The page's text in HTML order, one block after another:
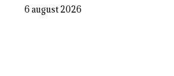
6 august 2026